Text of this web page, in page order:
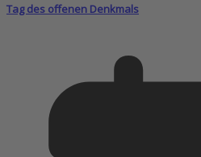
Tag des offenen Denkmals